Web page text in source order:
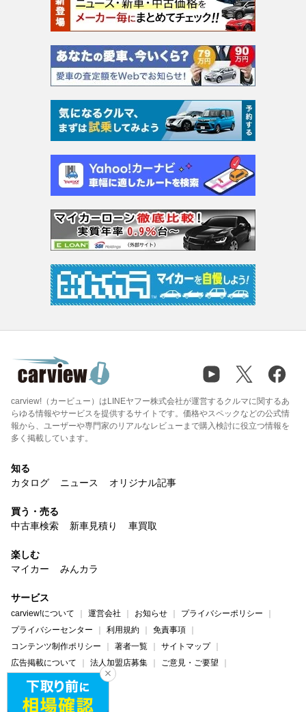
carview!（カービュー）はLINEヤフー株式会社が運営するクルマに関するあ
らゆる情報やサービスを提供するサイトです。価格やスペックなどの公式情
報から、ユーザーや専門家のリアルなレビューまで購入検討に役立つ情報を
多く掲載しています。
知る
カタログ
ニュース オリジナル記事
買う・売る
中古車検索
新車見積り 車買取
楽しむ
マイカー
みんカラ
サービス
carview!について 運営会社 お知らせ
プライバシーポリシー
プライバシーセンター
利用規約
免責事項
コンテンツ制作ポリシー
著者一覧
サイトマップ
広告掲載について
法人加盟店募集
ご意見・ご要望
ヘルプ・お問い合わせ